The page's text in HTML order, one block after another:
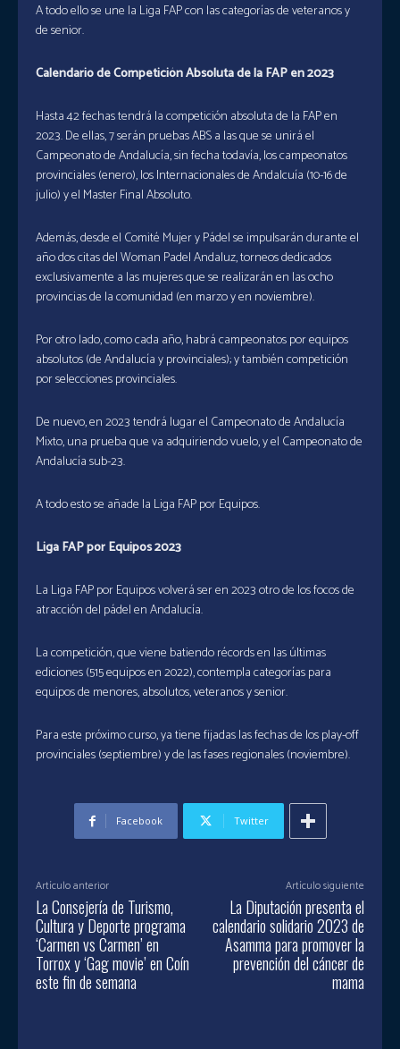
A todo ello se une la Liga FAP con las categorías de veteranos y
de senior.
Calendario de Competición Absoluta de la FAP en 2023
Hasta 42 fechas tendrá la competición absoluta de la FAP en
2023. De ellas, 7 serán pruebas ABS a las que se unirá el
Campeonato de Andalucía, sin fecha todavía, los campeonatos
provinciales (enero), los Internacionales de Andalcuía (10-16 de
julio) y el Master Final Absoluto.
Además, desde el Comité Mujer y Pádel se impulsarán durante el
año dos citas del Woman Padel Andaluz, torneos dedicados
exclusivamente a las mujeres que se realizarán en las ocho
provincias de la comunidad (en marzo y en noviembre).
Por otro lado, como cada año, habrá campeonatos por equipos
absolutos (de Andalucía y provinciales); y también competición
por selecciones provinciales.
De nuevo, en 2023 tendrá lugar el Campeonato de Andalucía
Mixto, una prueba que va adquiriendo vuelo, y el Campeonato de
Andalucía sub-23.
A todo esto se añade la Liga FAP por Equipos.
Liga FAP por Equipos 2023
La Liga FAP por Equipos volverá ser en 2023 otro de los focos de
atracción del pádel en Andalucía.
La competición, que viene batiendo récords en las últimas
ediciones (515 equipos en 2022), contempla categorías para
equipos de menores, absolutos, veteranos y senior.
Para este próximo curso, ya tiene fijadas las fechas de los play-off
provinciales (septiembre) y de las fases regionales (noviembre).
Facebook Twitter
Artículo anterior
La Consejería de Turismo,
Cultura y Deporte programa
‘Carmen vs Carmen’ en
Torrox y ‘Gag movie’ en Coín
este fin de semana
Artículo siguiente
La Diputación presenta el
calendario solidario 2023 de
Asamma para promover la
prevención del cáncer de
mama